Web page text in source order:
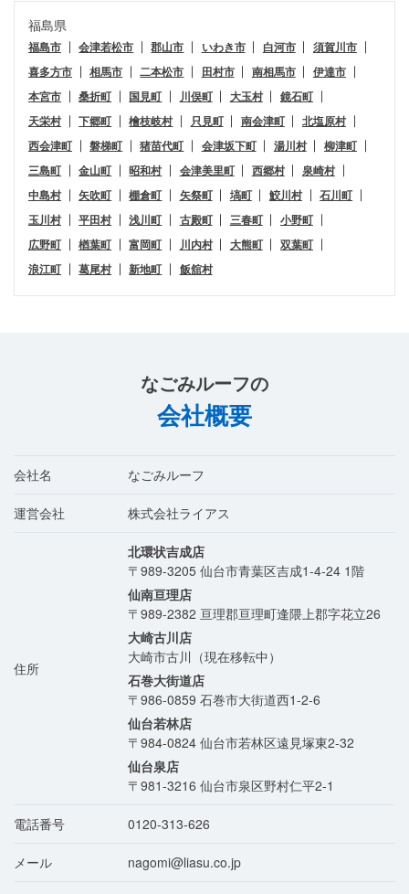
福島県
福島市 会津若松市 郡山市 いわき市 白河市
須賀川市
喜多方市
相馬市 二本松市 田村市 南相馬市
伊達市
本宮市
桑折町 国見町 川俣町 大玉村
鏡石町
天栄村
下郷町 檜枝岐村 只見町 南会津町
北塩原村
西会津町
磐梯町 猪苗代町 会津坂下町 湯川村
柳津町
三島町
金山町 昭和村 会津美里町 西郷村
泉崎村
中島村
矢吹町 棚倉町 矢祭町 塙町 鮫川村
石川町
玉川村
平田村 浅川町 古殿町 三春町
小野町
広野町
楢葉町 富岡町 川内村 大熊町
双葉町
浪江町
葛尾村 新地町 飯舘村
なごみルーフの
会社概要
会社名 なごみルーフ
運営会社 株式会社ライアス
住所
北環状吉成店
〒989-3205 仙台市青葉区吉成1-4-24 1階
仙南亘理店
〒989-2382 亘理郡亘理町逢隈上郡字花立26
大崎古川店
大崎市古川（現在移転中）
石巻大街道店
〒986-0859 石巻市大街道西1-2-6
仙台若林店
〒984-0824 仙台市若林区遠見塚東2-32
仙台泉店
〒981-3216 仙台市泉区野村仁平2-1
電話番号 0120-313-626
メール nagomi@liasu.co.jp